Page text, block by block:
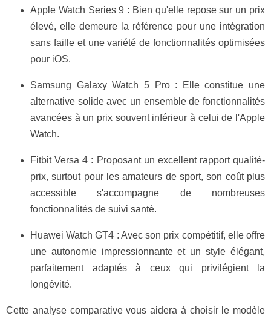
Apple Watch Series 9 : Bien qu'elle repose sur un prix
élevé, elle demeure la référence pour une intégration
sans faille et une variété de fonctionnalités optimisées
pour iOS.
Samsung Galaxy Watch 5 Pro : Elle constitue une
alternative solide avec un ensemble de fonctionnalités
avancées à un prix souvent inférieur à celui de l'Apple
Watch.
Fitbit Versa 4 : Proposant un excellent rapport qualité-
prix, surtout pour les amateurs de sport, son coût plus
accessible s'accompagne de nombreuses
fonctionnalités de suivi santé.
Huawei Watch GT4 : Avec son prix compétitif, elle offre
une autonomie impressionnante et un style élégant,
parfaitement adaptés à ceux qui privilégient la
longévité.
Cette analyse comparative vous aidera à choisir le modèle